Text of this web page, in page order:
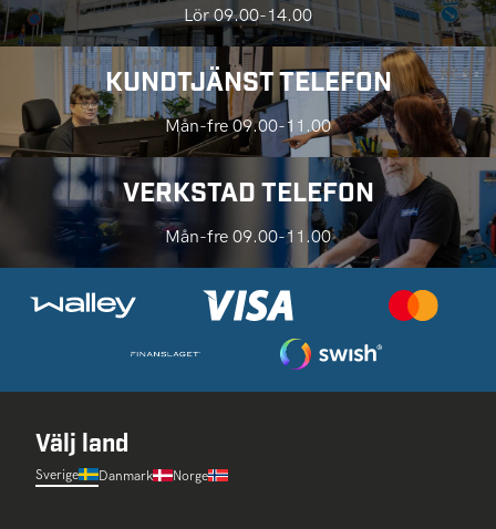
Lör 09.00-14.00
KUNDTJÄNST TELEFON
Mån-fre 09.00-11.00
VERKSTAD TELEFON
Mån-fre 09.00-11.00
Välj land
Sverige Danmark Norge